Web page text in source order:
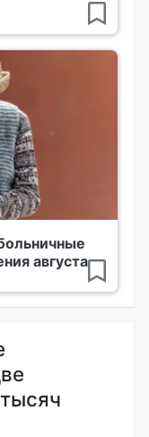
августа